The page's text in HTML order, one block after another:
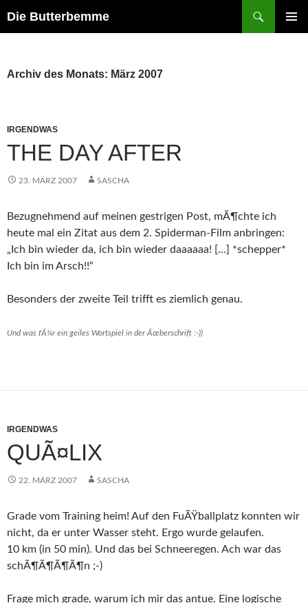
Inhalt
Die Butterbemme
Archiv des Monats: März 2007
IRGENDWAS
THE DAY AFTER
23. MÄRZ 2007 SASCHA
Bezugnehmend auf meinen gestrigen Post, mÃ¶chte ich
heute mal ein Zitat aus dem 2. Spiderman-Film anbringen:
„Ich bin wieder da, ich bin wieder daaaaaa! […] *schepper*
Ich bin im Arsch!!“
Besonders der zweite Teil trifft es ziemlich genau.
Und was fÃ¼r ein geiles Wortspiel in der Ãœberschrift :-))
IRGENDWAS
QUÃ¤LIX
22. MÄRZ 2007 SASCHA
Grade vom Training heim! Auf den FuÃŸballplatz konnten wir
nicht, da er unter Wasser steht. Ergo wurde gelaufen.
10 km (in 50 min). Und das bei Schneeregen. Ach war das
schÃ¶Ã¶Ã¶Ã¶n ;-)
Frage mich grade, warum ich mir das antue. Eine logische